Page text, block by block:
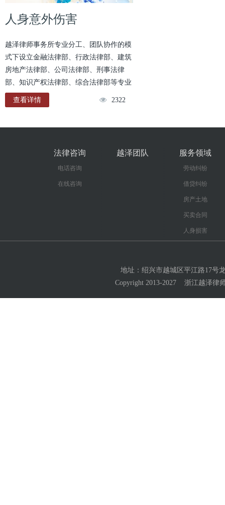
人身意外伤害
越泽律师事务所专业分工、团队协作的模
式下设立金融法律部、行政法律部、建筑
房地产法律部、公司法律部、刑事法律
部、知识产权法律部、综合法律部等专业
部门，竭诚为国内外客户提供全方位、专
业化，涵盖银行保险、行政执法及争议、
查看详情 2322
地址：绍兴市越城区平江路17
Copyright 2013-2027 浙江越泽
法律咨询
电话咨询
在线咨询
越泽团队 服务领域
劳动纠纷
借贷纠纷
房产土地
买卖合同
人身损害